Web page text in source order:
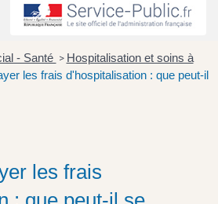
- Santé > Hospitalisation et soins à
les frais d'hospitalisation : que peut-il
les frais